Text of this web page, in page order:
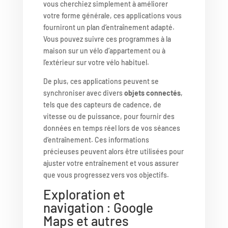
vous cherchiez simplement à améliorer
votre forme générale, ces applications vous
fourniront un plan d’entraînement adapté.
Vous pouvez suivre ces programmes à la
maison sur un vélo d’appartement ou à
l’extérieur sur votre vélo habituel.
De plus, ces applications peuvent se
synchroniser avec diversobjets connectés,
tels que des capteurs de cadence, de
vitesse ou de puissance, pour fournir des
données en temps réel lors de vos séances
d’entraînement. Ces informations
précieuses peuvent alors être utilisées pour
ajuster votre entraînement et vous assurer
que vous progressez vers vos objectifs.
Exploration et
navigation : Google
Maps et autres